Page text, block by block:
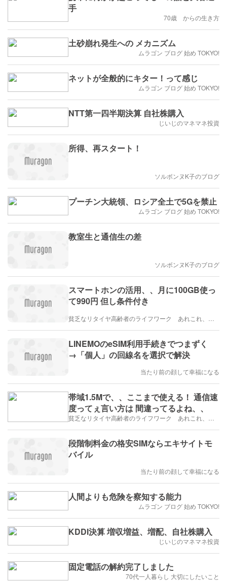
手
70歳 からの生き方
土砂崩れ発生への メカニズム
ムラゴン ブログ 始め TOKYO!
ネットが全般的にキター！って感じ
ムラゴン ブログ 始め TOKYO!
NTT第一四半期決算 自社株購入
じいじのマネマネ投資
所得、再スタート！
ソルボンヌK子のブログ
プーチン大統領、ロシア全土で5Gを禁止
ムラゴン ブログ 始め TOKYO!
教室生と通信生の差
ソルボンヌK子のブログ
スマートホンの活用、、月に100GB使っ
て990円 但し条件付き
LINEMOのeSIM利用手続きでつまずく
→「個人」の回線名を選択で解決
当たり前の顔して幸福になる
帯域1.5Mで、、ここまで使える！ 通信速
度ってぇ言い方は 間違ってるよね、、
段階制料金の格安SIMならエキサイトモ
バイル
当たり前の顔して幸福になる
人間よりも危険を察知する能力
ムラゴン ブログ 始め TOKYO!
KDDI決算 増収増益、増配、自社株購入
じいじのマネマネ投資
固定電話の解約完了しました
70代一人暮らし 大切にしたいこと